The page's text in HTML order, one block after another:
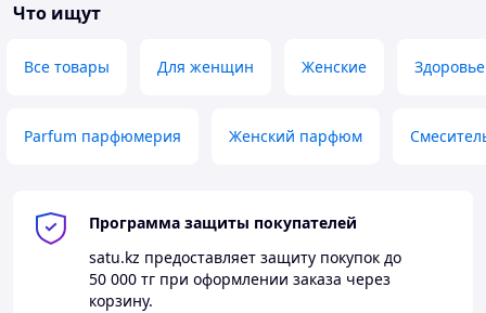
Что ищут
Все товары Для женщин Женские Здоровье
Parfum парфюмерия Женский парфюм
Программа защиты покупателей
satu.kz предоставляет защиту покупок до
50 000 тг при оформлении заказа через
корзину.